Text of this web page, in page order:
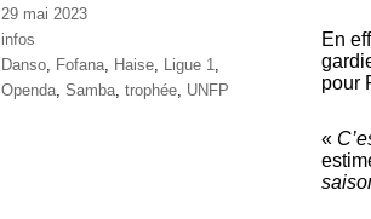
En
pour
«
Publié
le
29 mai 2023
Catégories
infos
Étiquettes
Danso, Fofana, Haise, Ligue 1,
Openda, Samba, trophée, UNFP